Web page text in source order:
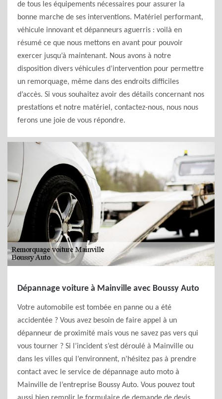
de tous les équipements nécessaires pour assurer la
bonne marche de ses interventions. Matériel performant,
véhicule innovant et dépanneurs aguerris : voilà en
résumé ce que nous mettons en avant pour pouvoir
exercer jusqu’à maintenant. Nous avons à notre
disposition divers véhicules d’intervention pour permettre
un remorquage, même dans des endroits difficiles
d’accès. Si vous souhaitez avoir des détails concernant nos
prestations et notre matériel, contactez-nous, nous nous
ferons une joie de vous répondre.
Dépannage voiture à Mainville avec Boussy Auto
Votre automobile est tombée en panne ou a été
accidentée ? Vous avez besoin de faire appel à un
dépanneur de proximité mais vous ne savez pas vers qui
vous tourner ? Si l’incident s’est déroulé à Mainville ou
dans les villes qui l’environnent, n’hésitez pas à prendre
contact avec le service de dépannage auto moto à
Mainville de l’entreprise Boussy Auto. Vous pouvez tout